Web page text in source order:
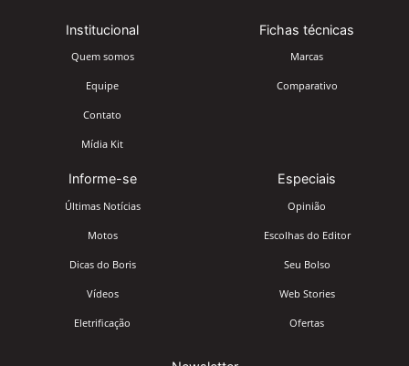
Institucional
Quem somos
Equipe
Contato
Mídia Kit
Fichas técnicas
Marcas
Comparativo
Informe-se
Últimas Notícias
Motos
Dicas do Boris
Vídeos
Eletrificação
Especiais
Opinião
Escolhas do Editor
Seu Bolso
Web Stories
Ofertas